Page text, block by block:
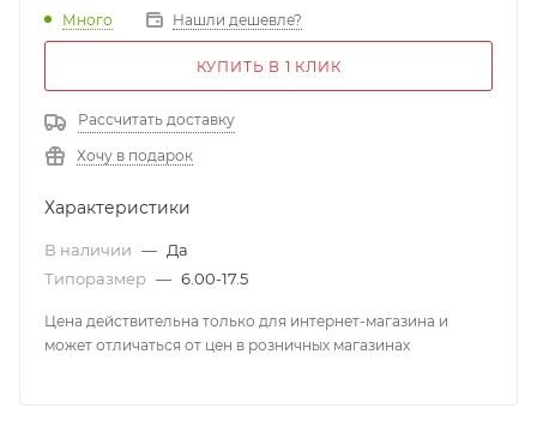
Много Нашли дешевле?
КУПИТЬ В 1 КЛИК
Рассчитать доставку
Хочу в подарок
Характеристики
В наличии — Да
Типоразмер — 6.00-17.5
Цена действительна только для интернет-магазина и
может отличаться от цен в розничных магазинах